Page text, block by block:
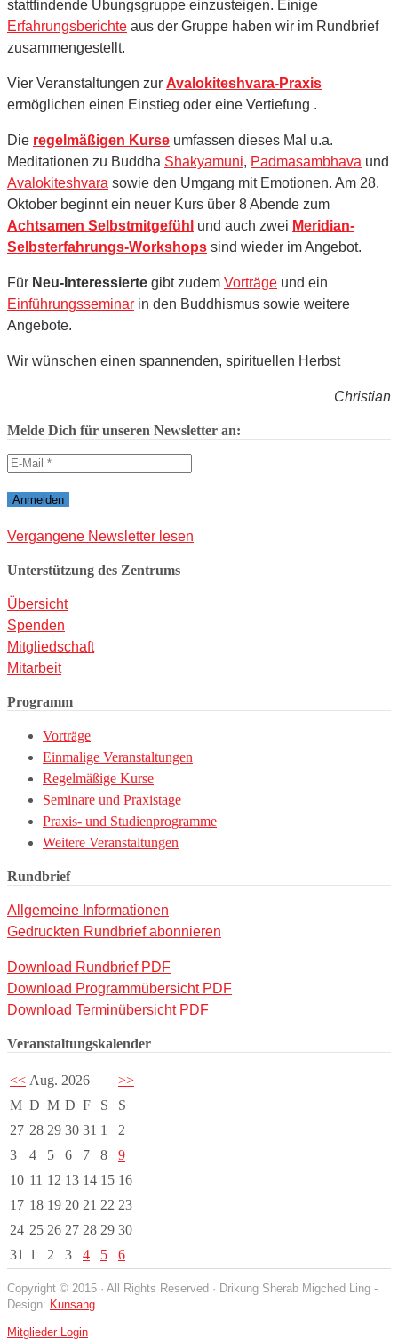
stattfindende Übungsgruppe einzusteigen. Einige
Erfahrungsberichte aus der Gruppe haben wir im Rundbrief
zusammengestellt.
Vier Veranstaltungen zur Avalokiteshvara-Praxis
ermöglichen einen Einstieg oder eine Vertiefung .
Die regelmäßigen Kurse umfassen dieses Mal u.a.
Meditationen zu Buddha Shakyamuni, Padmasambhava und
Avalokiteshvara sowie den Umgang mit Emotionen. Am 28.
Oktober beginnt ein neuer Kurs über 8 Abende zum
Achtsamen Selbstmitgefühl und auch zwei Meridian-
Selbsterfahrungs-Workshops sind wieder im Angebot.
Für Neu-Interessierte gibt zudem Vorträge und ein
Einführungsseminar in den Buddhismus sowie weitere
Angebote.
Wir wünschen einen spannenden, spirituellen Herbst
Christian
Melde Dich für unseren Newsletter an:
Vergangene Newsletter lesen
Unterstützung des Zentrums
Übersicht
Spenden
Mitgliedschaft
Mitarbeit
Programm
Vorträge
Einmalige Veranstaltungen
Regelmäßige Kurse
Seminare und Praxistage
Praxis- und Studienprogramme
Weitere Veranstaltungen
Rundbrief
Allgemeine Informationen
Gedruckten Rundbrief abonnieren
Download Rundbrief PDF
Download Programmübersicht PDF
Download Terminübersicht PDF
Veranstaltungskalender
<< Aug. 2026
>>
M D M D F S
S
27 28 29 30 31 1
2
3
4 5 6 7 8
9
10 11 12 13 14 15 16
17 18 19 20 21 22 23
24 25 26 27 28 29 30
31 1 2 3 4 5 6
Copyright © 2015 · All Rights Reserved · Drikung Sherab Migched Ling -
Design: Kunsang
Mitglieder Login